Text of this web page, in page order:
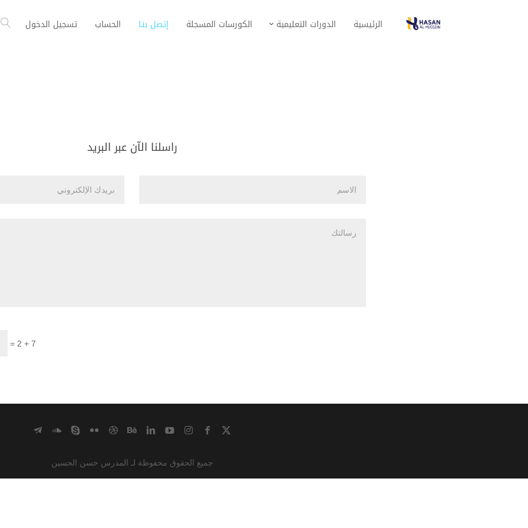
الرئيسية الدورات التعليمية الكورسات المسجلة إتصل بنـا الحساب تسجيل الدخول
راسلنا الآن عبر البريد
7 + 2
=
جميع الحقوق محفوظة لـ المدرس حسن الحسين